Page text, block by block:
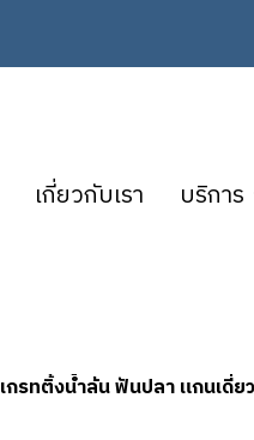
เกี่ยวกับเรา บริการ
เกรทติ้งน้ำล้น ฟันปลา แกนเดี่